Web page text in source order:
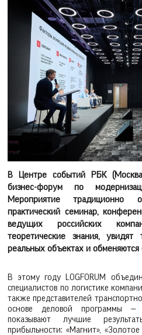
В Центре событий РБК
бизнес-форум по
Мероприятие традиционно
практический семинар,
ведущих российских
теоретические знания,
реальных объектах и
В этому году LOGFORUM
специалистов по логистике
также представителей
основе деловой программы —
показывают лучшие
прибыльности: «Магнит»,